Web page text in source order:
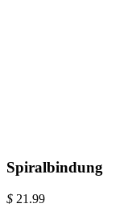
Spiralbindung
$ 21.99